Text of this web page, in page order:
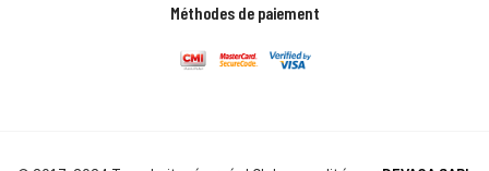
Méthodes de paiement